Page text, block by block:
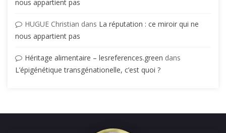
nous appartient pas
HUGUE Christian dans La réputation : ce miroir qui ne
nous appartient pas
Héritage alimentaire – lesreferences.green dans
L’épigénétique transgénationelle, c’est quoi ?